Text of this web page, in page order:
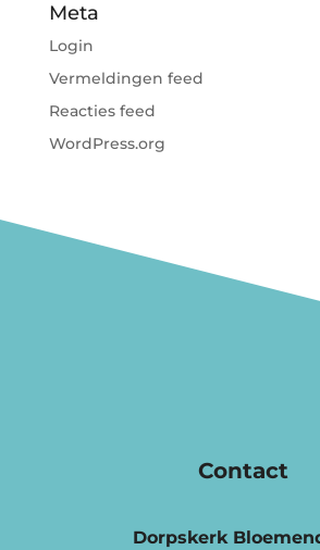
Meta
Login
Vermeldingen feed
Reacties feed
WordPress.org
Contact
Dorpskerk